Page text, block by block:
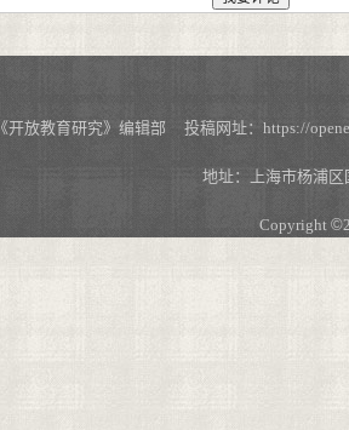
《开放教育研究》编辑部 投稿网址：https://
地址：上海市杨浦
Copyright ©